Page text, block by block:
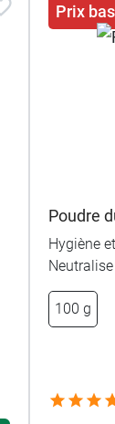
Prix bas
Poudre
Hygiène
100 g